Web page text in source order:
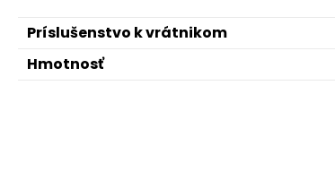
Príslušenstvo k vrátnikom
Hmotnosť